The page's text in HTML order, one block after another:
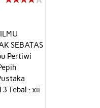
SEBATAS
Pertiwi
Tebal : xii